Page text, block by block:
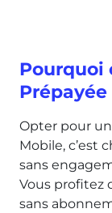
Pourquoi
Opter pour
Mobile, c’est
sans
Vous profitez
sans